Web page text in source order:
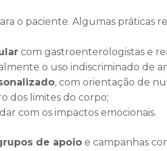
o paciente. Algumas práticas
com gastroenterologistas e
o uso indiscriminado de
, com orientação de
dos limites do corpo;
com os impactos emocionais.
de apoioe campanhas